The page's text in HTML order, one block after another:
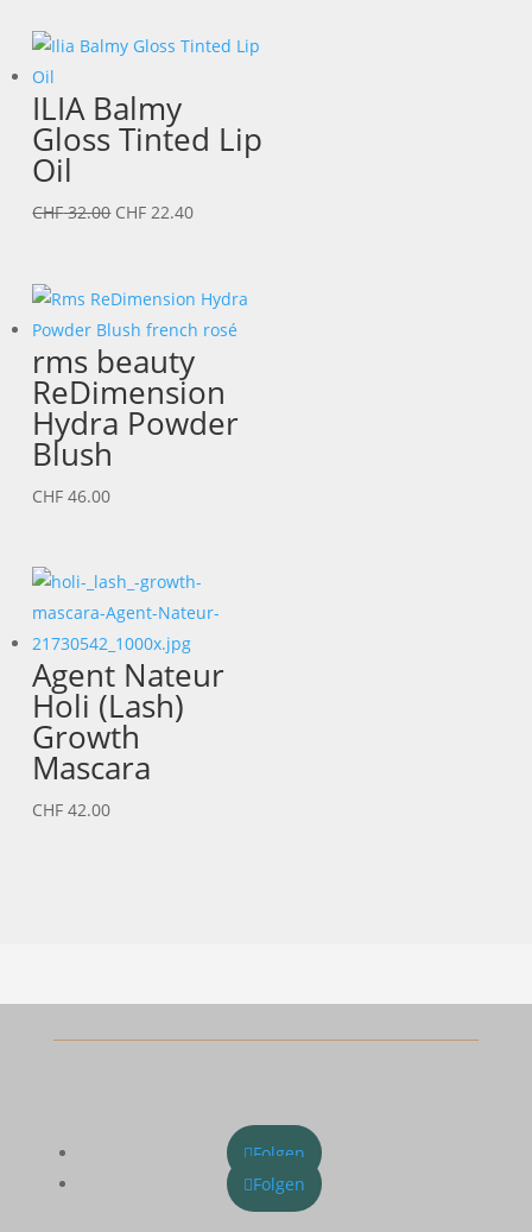
CHF 37.00CHF 25.90.
ILIA Balmy
Gloss Tinted Lip
Oil
CHF32.00 Ursprünglicher
CHF 32.00
CHF 22.40Aktueller
CHF 22.40.
rms beauty
ReDimension
Hydra Powder
Blush
CHF 46.00
Agent Nateur
Holi (Lash)
Growth
Mascara
CHF 42.00
Folgen
Folgen